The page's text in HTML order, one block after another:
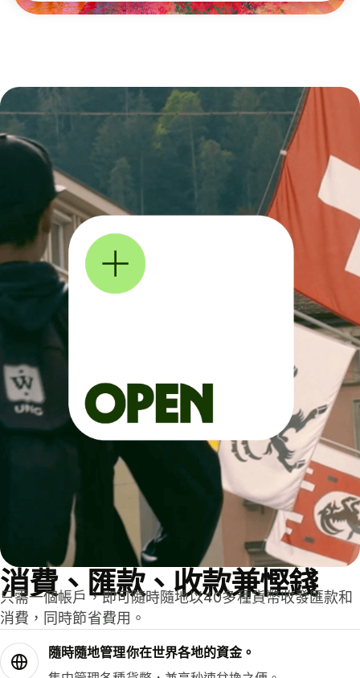
消費、匯款、收款兼慳錢
只需一個帳戶，即可隨時隨地以40多種貨幣收發匯款和
消費，同時節省費用。
隨時隨地管理你在世界各地的資金。